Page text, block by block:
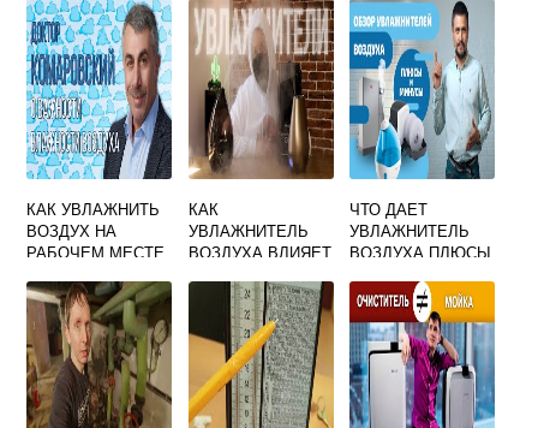
КЛАСС
ВОЗДУХА
POLARIS
ЕСТЕСТВЕННОЙ
ВЛАЖНОСТИ
КАК УВЛАЖНИТЬ
ВОЗДУХ НА
РАБОЧЕМ МЕСТЕ
УВЛАЖНИТЕЛЯ
КАК
УВЛАЖНИТЕЛЬ
ВОЗДУХА ВЛИЯЕТ
ЧТО ДАЕТ
УВЛАЖНИТЕЛЬ
ВОЗДУХА ПЛЮСЫ